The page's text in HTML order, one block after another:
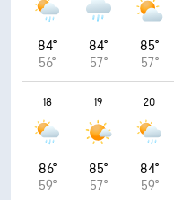
84°
56°
84°
57°
85°
57°
18
86°
59°
19
85°
57°
20
84°
59°